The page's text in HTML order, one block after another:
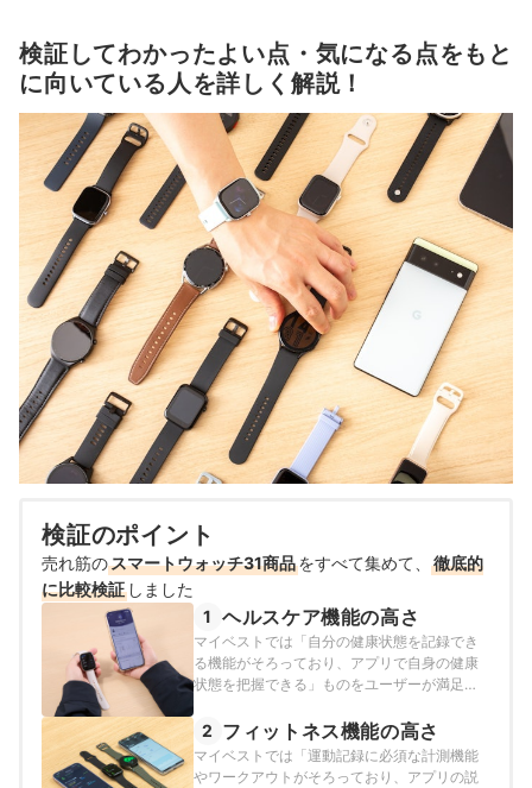
検証してわかったよい点・気になる点をもと
に向いている人を詳しく解説！
検証のポイント
売れ筋のスマートウォッチ31商品をすべて集めて、
徹底的
に比較検証 しました
1 ヘルスケア機能の高さ
マイベストでは「自分の健康状態を記録でき
る機能がそろっており、アプリで自身の健康
状態を把握できる」ものをユーザーが満足で
た。
2 フィットネス機能の高さ
マイベストでは「運動記録に必須な計測機能
やワークアウトがそろっており、アプリの説